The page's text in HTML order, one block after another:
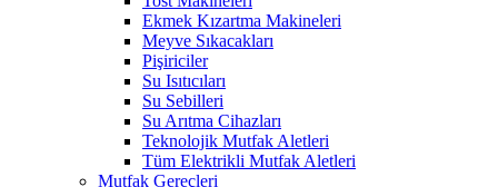
Ekmek Kızartma Makineleri
Meyve Sıkacakları
Pişiriciler
Su Isıtıcıları
Su Sebilleri
Su Arıtma Cihazları
Teknolojik Mutfak Aletleri
Tüm Elektrikli Mutfak Aletleri
Mutfak Gereçleri